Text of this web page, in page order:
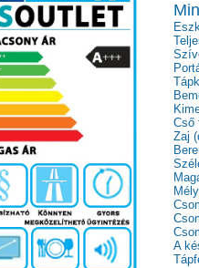
Cső
Zaj
A